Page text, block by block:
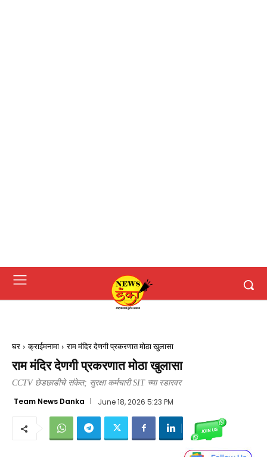
घर क्राईमनामा राम मंदिर देणगी प्रकरणात मोठा खुलासा
राम मंदिर देणगी प्रकरणात मोठा खुलासा
CCTV छेडछाडीचे संकेत; सुरक्षा कर्मचारी SIT च्या रडारवर
Team News Danka June 18, 2026 5:23 PM